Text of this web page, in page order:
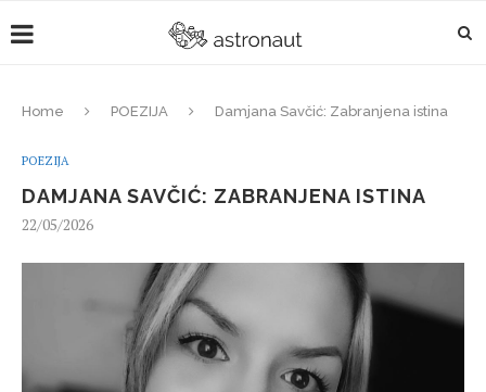
Home POEZIJA Damjana Savčić: Zabranjena istina
POEZIJA
DAMJANA SAVČIĆ: ZABRANJENA ISTINA
22/05/2026